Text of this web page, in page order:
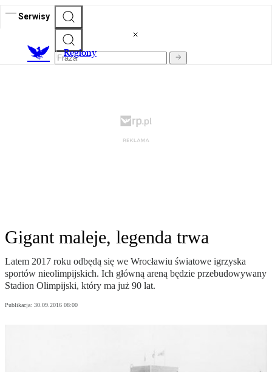
Serwisy
Regiony
Gigant maleje, legenda trwa
Latem 2017 roku odbędą się we Wrocławiu światowe igrzyska
sportów nieolimpijskich. Ich główną areną będzie przebudowywany
Stadion Olimpijski, który ma już 90 lat.
Publikacja: 30.09.2016 08:00